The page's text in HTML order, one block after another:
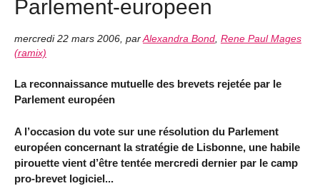
Parlement-europeen
mercredi 22 mars 2006 par Alexandra Bond Rene Paul Mages
(ramix)
La reconnaissance mutuelle des brevets rejetée par le
Parlement européen
A l’occasion du vote sur une résolution du Parlement
européen concernant la stratégie de Lisbonne, une habile
pirouette vient d’être tentée mercredi dernier par le camp
pro-brevet logiciel...